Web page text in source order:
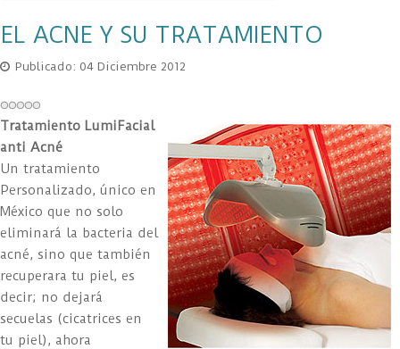
EL ACNE Y SU TRATAMIENTO
Publicado: 04 Diciembre 2012
Tratamiento LumiFacial
anti Acné
Un tratamiento
Personalizado, único en
México que no solo
eliminará la bacteria del
acné, sino que también
recuperara tu piel, es
decir; no dejará
secuelas (cicatrices en
tu piel), ahora